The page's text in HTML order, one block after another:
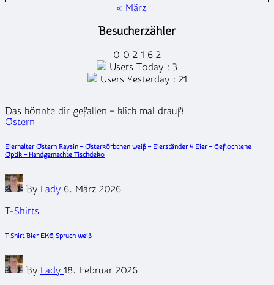
« März
Besucherzähler
0 0 2 1 6 2
Users Today : 3
Users Yesterday : 21
Das könnte dir gefallen – klick mal drauf!
Posted
Ostern
Eierhalter Ostern Raysin – Osterkörbchen weiß – Eierständer 4 Eier – Geflochtene
Optik – Handgemachte Tischdeko
Posted
by
By Lady 6. März 2026
Posted
T-Shirts
T-Shirt Bier EKG Spruch weiß
Posted
by
By Lady 18. Februar 2026